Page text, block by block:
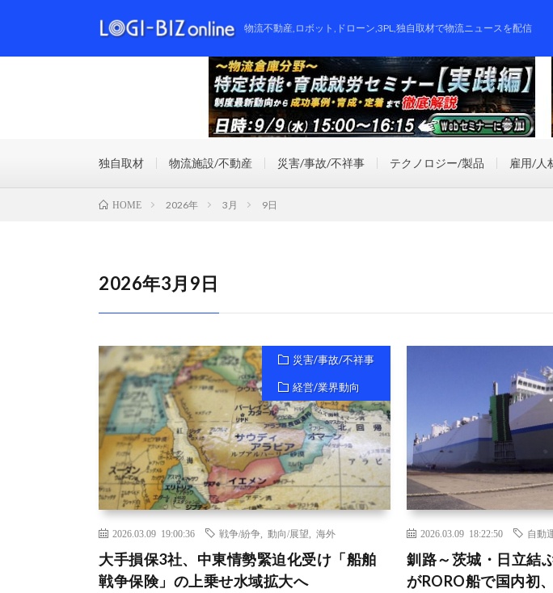
物流不動産,ロボット,ドローン,3PL,独自取材で物流ニュースを配信
独自取材 物流施設/不動産 災害/事故/不祥事 テクノロジー/製品 雇用/人
HOME 2026年 3月 9日
2026年3月9日
災害/事故/不祥事
経営/業界動向
2026.03.09 19:00:36 戦争/紛争 動向/展望 海外
大手損保3社、中東情勢緊迫化受け「船舶
戦争保険」の上乗せ水域拡大へ
2026.03.09 18:22:50 自動
釧路～茨城・日立結
がRORO船で国内初